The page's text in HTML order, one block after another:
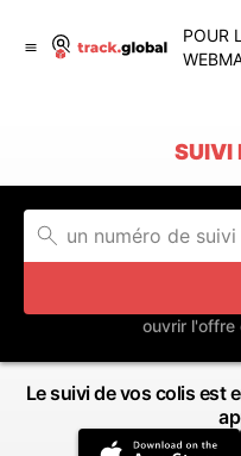
POUR
SUIVI
ouvrir l'offre
Le suivi de vos colis est